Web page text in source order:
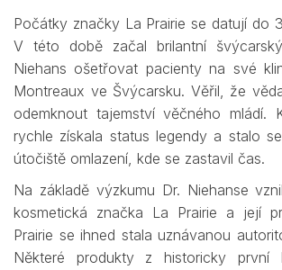
Počátky značky La Prairie se datují do
V této době začal brilantní
Niehans ošetřovat pacienty na své
Montreaux ve Švýcarsku. Věřil, že
odemknout tajemství věčného mládí.
rychle získala status legendy a stalo
útočiště omlazení, kde se zastavil čas.
Na základě výzkumu Dr. Niehanse
kosmetická značka La Prairie a její
Prairie se ihned stala uznávanou
Některé produkty z historicky